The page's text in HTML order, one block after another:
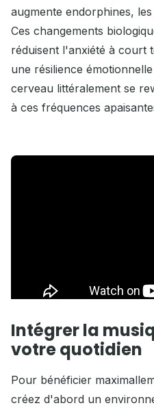
augmente endorphines,
Ces changements
réduisent l'anxiété à court
une résilience
cerveau littéralement se
à ces fréquences
Intégrer la
votre quotidien
Pour bénéficier
créez d'abord un